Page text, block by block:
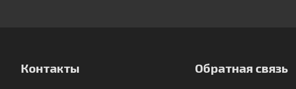
Контакты Обратная связь